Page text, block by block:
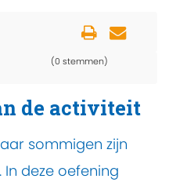
(0 stemmen)
de activiteit
sommigen zijn
deze oefening